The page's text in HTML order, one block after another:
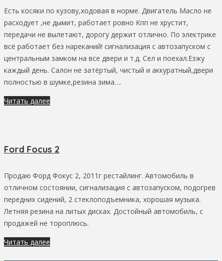
Есть косяки по кузову,ходовая в норме. Двигатель Масло не
расходует ,не дымит, работает ровно Кпп не хрустит,
передачи не вылетают, дорогу держит отлично. По электрике
всё работает без нареканий! сигнализация с автозапуском с
центральным замком на все двери и т.д. Сел и поехал.Езжу
каждый день. Салон не затёртый, чистый и аккуратный,двери
полностью в шумке,резина зима….
Читать далее
Ford Focus 2
Продаю Форд Фокус 2, 2011г рестайлинг. Автомобиль в
отличном состоянии, сигнализация с автозапуском, подогрев
передних сидений, 2 стеклоподъемника, хорошая музыка.
Летняя резина на литых дисках. Достойный автомобиль, с
продажей не тороплюсь.
Читать далее